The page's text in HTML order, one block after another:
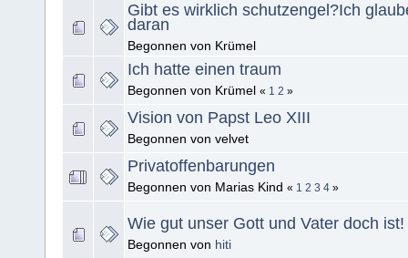
Gibt es wirklich schutzengel?Ich
daran
Begonnen von Krümel
Ich hatte einen traum
Begonnen von Krümel « 1 2 »
Vision von Papst Leo XIII
Begonnen von velvet
Privatoffenbarungen
Begonnen von Marias Kind « 1 2 3 4 »
Wie gut unser Gott und Vater doch ist!
Begonnen von hiti